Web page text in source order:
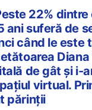
22%
ani suferă de
când le este
de gât și i-
virtual.
părinții